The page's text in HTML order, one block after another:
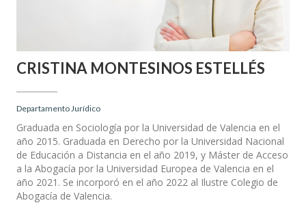
CRISTINA MONTESINOS ESTELLÉS
Departamento Jurídico
Graduada en Sociología por la Universidad de Valencia en el
año 2015. Graduada en Derecho por la Universidad Nacional
de Educación a Distancia en el año 2019, y Máster de Acceso
a la Abogacía por la Universidad Europea de Valencia en el
año 2021. Se incorporó en el año 2022 al Ilustre Colegio de
Abogacía de Valencia.